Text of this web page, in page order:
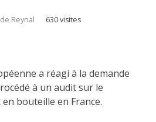
Reynal 630 visites
a réagi à la demande
à un audit sur le
bouteille en France.